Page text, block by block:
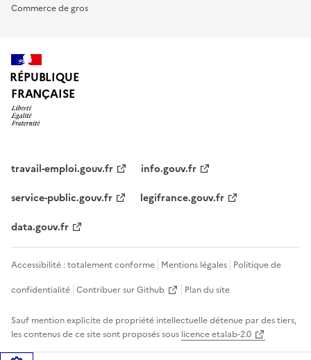
Commerce de gros
RÉPUBLIQUE
FRANÇAISE
travail-emploi.gouv.fr
info.gouv.fr
service-public.gouv.fr
legifrance.gouv.fr
data.gouv.fr
Accessibilité : totalement conforme Mentions légales Politique de
confidentialité Contribuer sur Github Plan du site
Sauf mention explicite de propriété intellectuelle détenue par des tiers,
les contenus de ce site sont proposés sous licence etalab-2.0